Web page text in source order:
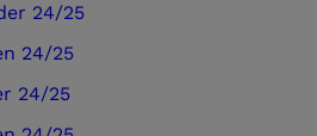
24/25
24/25
24/25